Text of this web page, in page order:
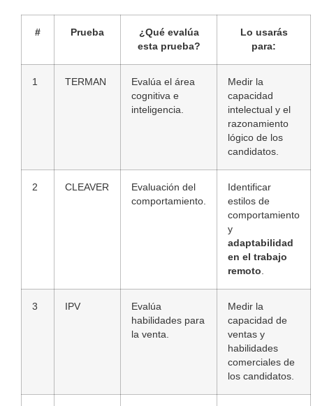
# Prueba
¿Qué evalúa
esta prueba?
Lo usarás
para:
1 TERMAN
Evalúa el área
cognitiva e
inteligencia.
Medir la
capacidad
intelectual y el
razonamiento
lógico de los
candidatos.
2 CLEAVER
Evaluación del
comportamiento.
Identificar
estilos de
comportamiento
y
adaptabilidad
en el trabajo
remoto.
3 IPV
Evalúa
habilidades para
la venta.
Medir la
capacidad de
ventas y
habilidades
comerciales de
los candidatos.